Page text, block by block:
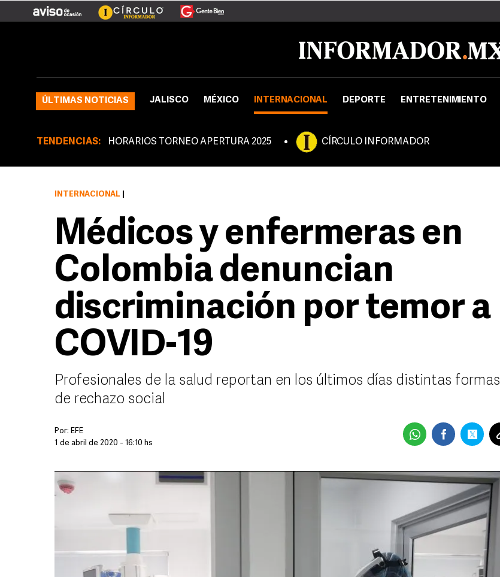
ÚLTIMAS NOTICIAS JALISCO MÉXICO INTERNACIONAL DEPORTE ENTRETENIMIENTO
TENDENCIAS: HORARIOS TORNEO APERTURA 2025 CÍRCULO INFORMADOR
INTERNACIONAL
Médicos y enfermeras en
Colombia denuncian
discriminación por temor a
COVID-19
Profesionales de la salud reportan en los últimos días distintas formas
de rechazo social
Por: EFE
1 de abril de 2020 - 16:10 hs